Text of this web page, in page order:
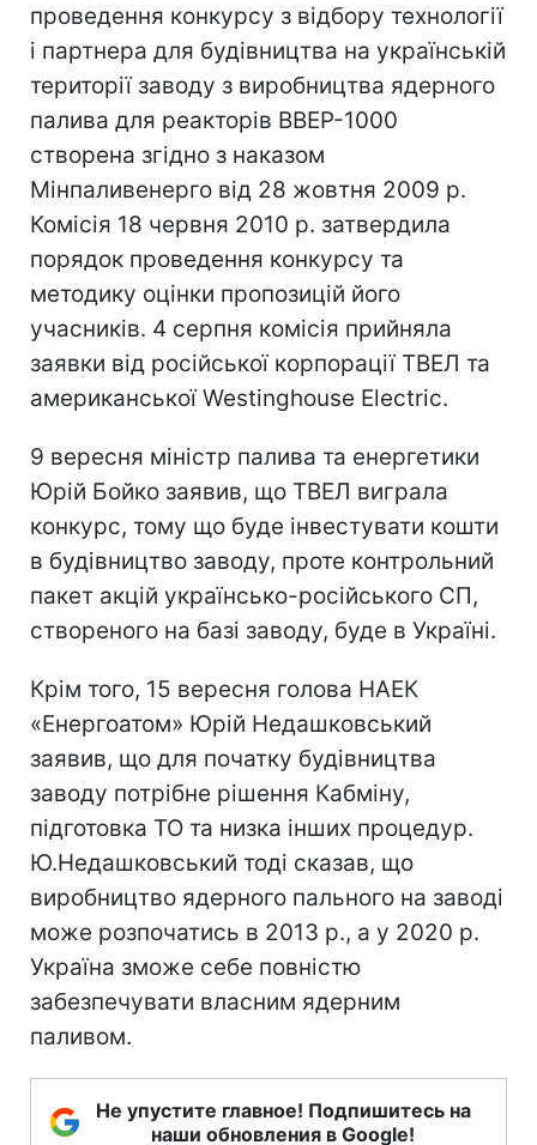
проведення конкурсу з відбору технології
і партнера для будівництва на українській
території заводу з виробництва ядерного
палива для реакторів ВВЕР-1000
створена згідно з наказом
Мінпаливенерго від 28 жовтня 2009 р.
Комісія 18 червня 2010 р. затвердила
порядок проведення конкурсу та
методику оцінки пропозицій його
учасників. 4 серпня комісія прийняла
заявки від російської корпорації ТВЕЛ та
американської Westinghouse Electric.
9 вересня міністр палива та енергетики
Юрій Бойко заявив, що ТВЕЛ виграла
конкурс, тому що буде інвестувати кошти
в будівництво заводу, проте контрольний
пакет акцій українсько-російського СП,
створеного на базі заводу, буде в Україні.
Крім того, 15 вересня голова НАЕК
«Енергоатом» Юрій Недашковський
заявив, що для початку будівництва
заводу потрібне рішення Кабміну,
підготовка ТО та низка інших процедур.
Ю.Недашковський тоді сказав, що
виробництво ядерного пального на заводі
може розпочатись в 2013 р., а у 2020 р.
Україна зможе себе повністю
забезпечувати власним ядерним
паливом.
Не упустите главное! Подпишитесь на
наши обновления в Google!